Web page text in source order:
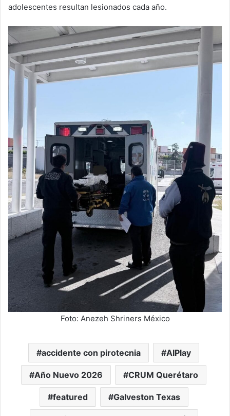
adolescentes resultan lesionados cada año.
Foto: Anezeh Shriners México
accidente con pirotecnia AIPlay
Año Nuevo 2026 CRUM Querétaro
featured Galveston Texas